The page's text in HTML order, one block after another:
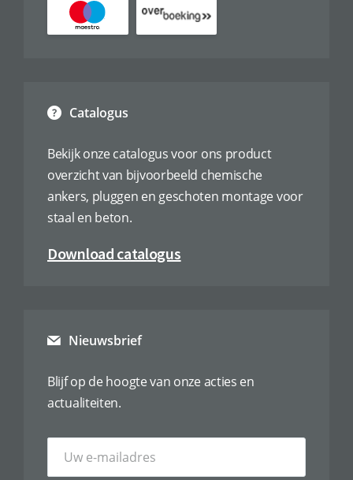
Catalogus
Bekijk onze catalogus voor ons product
overzicht van bijvoorbeeld chemische
ankers, pluggen en geschoten montage voor
staal en beton.
Download catalogus
Nieuwsbrief
Blijf op de hoogte van onze acties en
actualiteiten.